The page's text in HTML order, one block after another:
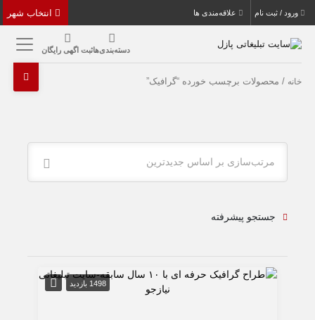
ورود / ثبت نام علاقه‌مندی ها
دسته‌بندی‌هاثبت اگهی رایگان
خانه / محصولات برچسب خورده “گرافیک”
مرتب‌سازی بر اساس جدیدترین
جستجو پیشرفته
1498 بازدید